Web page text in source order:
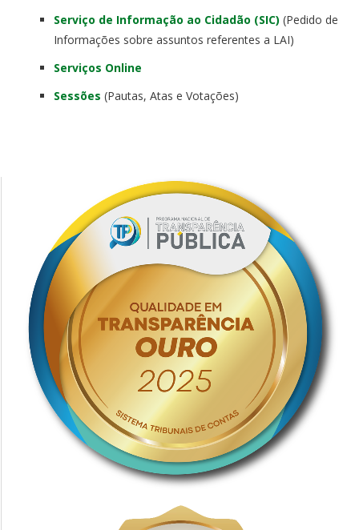
Serviço de Informação ao Cidadão (SIC) (Pedido de
Informações sobre assuntos referentes a LAI)
Serviços Online
Sessões (Pautas, Atas e Votações)